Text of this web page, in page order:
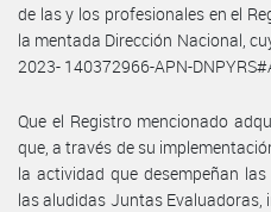
de las y los profesionales en el
la mentada Dirección Nacional,
2023- 140372966-APN-
Que el Registro mencionado
que, a través de su
la actividad que desempeñan
las aludidas Juntas Evaluadoras,